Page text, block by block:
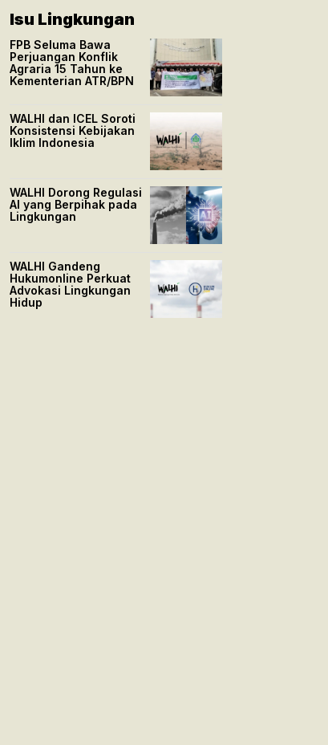
Isu Lingkungan
FPB Seluma Bawa
Perjuangan Konflik
Agraria 15 Tahun ke
Kementerian ATR/BPN
WALHI dan ICEL Soroti
Konsistensi Kebijakan
Iklim Indonesia
WALHI Dorong Regulasi
AI yang Berpihak pada
Lingkungan
WALHI Gandeng
Hukumonline Perkuat
Advokasi Lingkungan
Hidup